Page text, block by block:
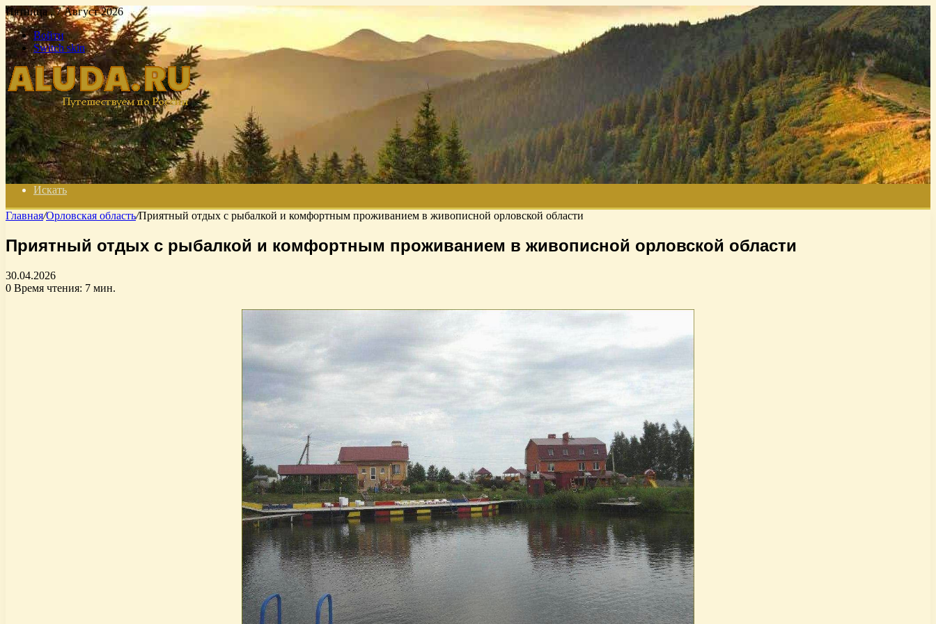
Пятница , 7 Август 2026
Войти
Switch skin
Искать
Главная/Орловская область/Приятный отдых с рыбалкой и комфортным проживанием в живописной орловской области
Приятный отдых с рыбалкой и комфортным проживанием в живописной орловской области
30.04.2026
0 Время чтения: 7 мин.